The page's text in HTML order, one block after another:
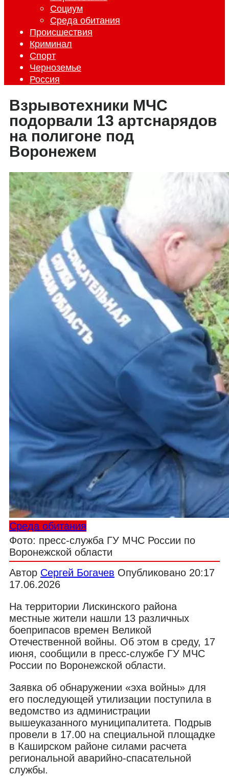
Социум
Среда обитания
Происшествия
Криминал
Спорт
Черноземье
Россия
Взрывотехники МЧС
подорвали 13 артснарядов
на полигоне под
Воронежем
Среда обитания
Фото: пресс-служба ГУ МЧС России по
Воронежской области
Автор Сергей Богачев Опубликовано 20:17
17.06.2026
На территории Лискинского района
местные жители нашли 13 различных
боеприпасов времен Великой
Отечественной войны. Об этом в среду, 17
июня, сообщили в пресс-службе ГУ МЧС
России по Воронежской области.
Заявка об обнаружении «эха войны» для
его последующей утилизации поступила в
ведомство из администрации
вышеуказанного муниципалитета. Подрыв
провели в 17.00 на специальной площадке
в Каширском районе силами расчета
региональной аварийно-спасательной
службы.